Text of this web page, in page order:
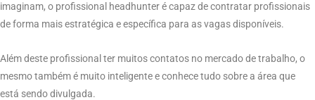
imaginam, o profissional headhunter é capaz de contratar profissionais
de forma mais estratégica e específica para as vagas disponíveis.
Além deste profissional ter muitos contatos no mercado de trabalho, o
mesmo também é muito inteligente e conhece tudo sobre a área que
está sendo divulgada.